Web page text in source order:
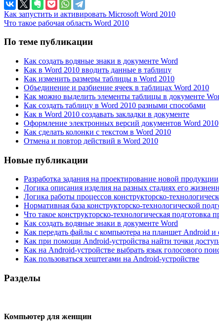
Как запустить и активировать Microsoft Word 2010
Что такое рабочая область Word 2010
По теме публикации
Как создать водяные знаки в документе Word
Как в Word 2010 вводить данные в таблицу
Как изменить размеры таблицы в Word 2010
Объединение и разбиение ячеек в таблицах Word 2010
Как можно выделить элементы таблицы в документе
Как создать таблицу в Word 2010 разными способами
Как в Word 2010 создавать закладки в документе
Оформление электронных версий документов Word 2010
Как сделать колонки с текстом в Word 2010
Отмена и повтор действий в Word 2010
Новые публикации
Разработка задания на проектирование новой
Логика описания изделия на разных стадиях его
Логика работы процессов конструкторско-
Нормативная база конструкторско-технологической
Что такое конструкторско-технологическая подготовка
Как создать водяные знаки в документе Word
Как передать файлы с компьютера на планшет Android и
Как при помощи Android-устройства найти точки
Как на Android-устройстве выбрать язык голосового
Как пользоваться хештегами на Android-устройстве
Разделы
Компьютер для женщин